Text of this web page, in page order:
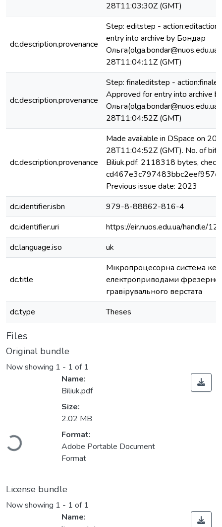
28T11:03:30Z (GMT)
dc.description.provenance
Step: editstep - action:editaction
entry into archive by Бондар
28T11:04:11Z (GMT)
dc.description.provenance
Step: finaleditstep -
Approved for entry into archive
28T11:04:52Z (GMT)
dc.description.provenance
Made available in DSpace on
28T11:04:52Z (GMT). No. of
Biliuk.pdf: 2118318 bytes,
Previous issue date: 2023
dc.identifier.isbn
979-8-88862-816-4
dc.identifier.uri
https://eir.nuos.edu.ua/handle/
dc.language.iso
uk
dc.title
Мікропроцесорна система
електроприводами
гравірувального верстата
dc.type
Theses
Files
Original bundle
Now showing 1 - 1 of 1
Loading...
Name:
Biliuk.pdf
Size:
2.02 MB
Format:
Adobe Portable Document
Format
License bundle
Now showing 1 - 1 of 1
Name: